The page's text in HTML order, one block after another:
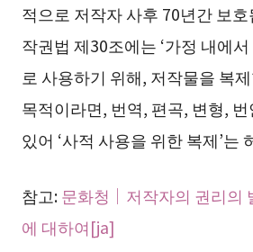
적으로 저작자 사후 70년간 보
작권법 제30조에는 ‘가정 내에
로 사용하기 위해, 저작물을 복
목적이라면, 번역, 편곡, 변형, 번
있어 ‘사적 사용을 위한 복제’는
참고:문화청｜저작자의 권리의
에 대하여[ja]